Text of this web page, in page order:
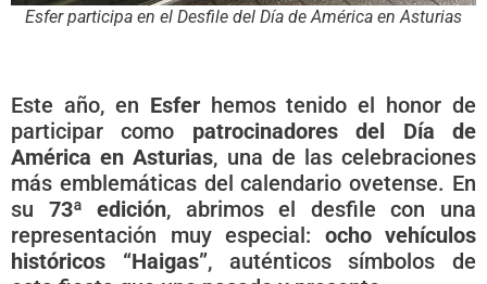
Esfer participa en el Desfile del Día de América en Asturias
Este año, en Esferhemos tenido el honor de
participar como patrocinadores del Día de
América en Asturias, una de las celebraciones
más emblemáticas del calendario ovetense. En
su 73ª edición, abrimos el desfile con una
representación muy especial: ocho vehículos
históricos “Haigas”, auténticos símbolos de